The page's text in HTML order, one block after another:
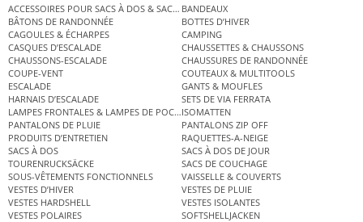
ACCESSOIRES POUR SACS À DOS & SACS ÉTANCHES
BANDEAUX
BÂTONS DE RANDONNÉE
BOTTES D’HIVER
CAGOULES & ÉCHARPES
CAMPING
CASQUES D’ESCALADE
CHAUSSETTES & CHAUSSONS
CHAUSSONS-ESCALADE
CHAUSSURES DE RANDONNÉE
COUPE-VENT
COUTEAUX & MULTITOOLS
ESCALADE
GANTS & MOUFLES
HARNAIS D’ESCALADE
SETS DE VIA FERRATA
LAMPES FRONTALES & LAMPES DE POCHEISOMATTEN
PANTALONS DE PLUIE
PANTALONS ZIP OFF
PRODUITS D’ENTRETIEN
RAQUETTES-A-NEIGE
SACS À DOS
SACS À DOS DE JOUR
TOURENRUCKSÄCKE
SACS DE COUCHAGE
SOUS-VÊTEMENTS FONCTIONNELS
VAISSELLE & COUVERTS
VESTES D’HIVER
VESTES DE PLUIE
VESTES HARDSHELL
VESTES ISOLANTES
VESTES POLAIRES
SOFTSHELLJACKEN